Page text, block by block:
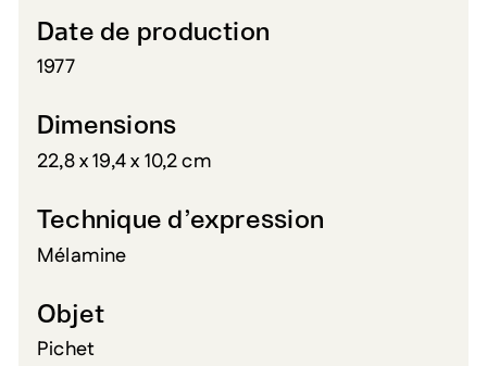
Date de production
1977
Dimensions
22,8 x 19,4 x 10,2 cm
Technique d’expression
Mélamine
Objet
Pichet